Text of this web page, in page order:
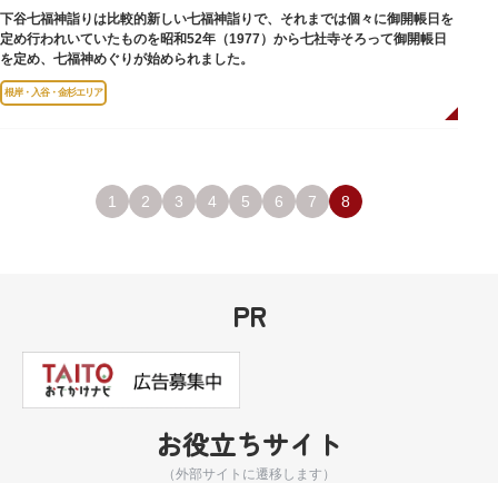
下谷七福神詣りは比較的新しい七福神詣りで、それまでは個々に御開帳日を
定め行われいていたものを昭和52年（1977）から七社寺そろって御開帳日
を定め、七福神めぐりが始められました。
根岸・入谷・金杉エリア
1 2 3 4 5 6 7 8
PR
お役立ちサイト
（外部サイトに遷移します）